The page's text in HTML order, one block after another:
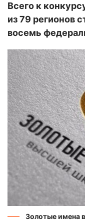
Всего к
из 79 регионов
восемь
Золотые имена